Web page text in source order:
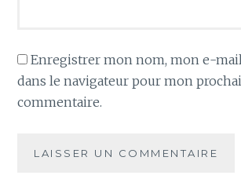
Enregistrer mon nom, mon e-
dans le navigateur pour mon
commentaire.